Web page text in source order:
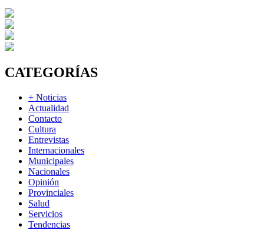
CATEGORÍAS
+ Noticias
Actualidad
Contacto
Cultura
Entrevistas
Internacionales
Municipales
Nacionales
Opinión
Provinciales
Salud
Servicios
Tendencias